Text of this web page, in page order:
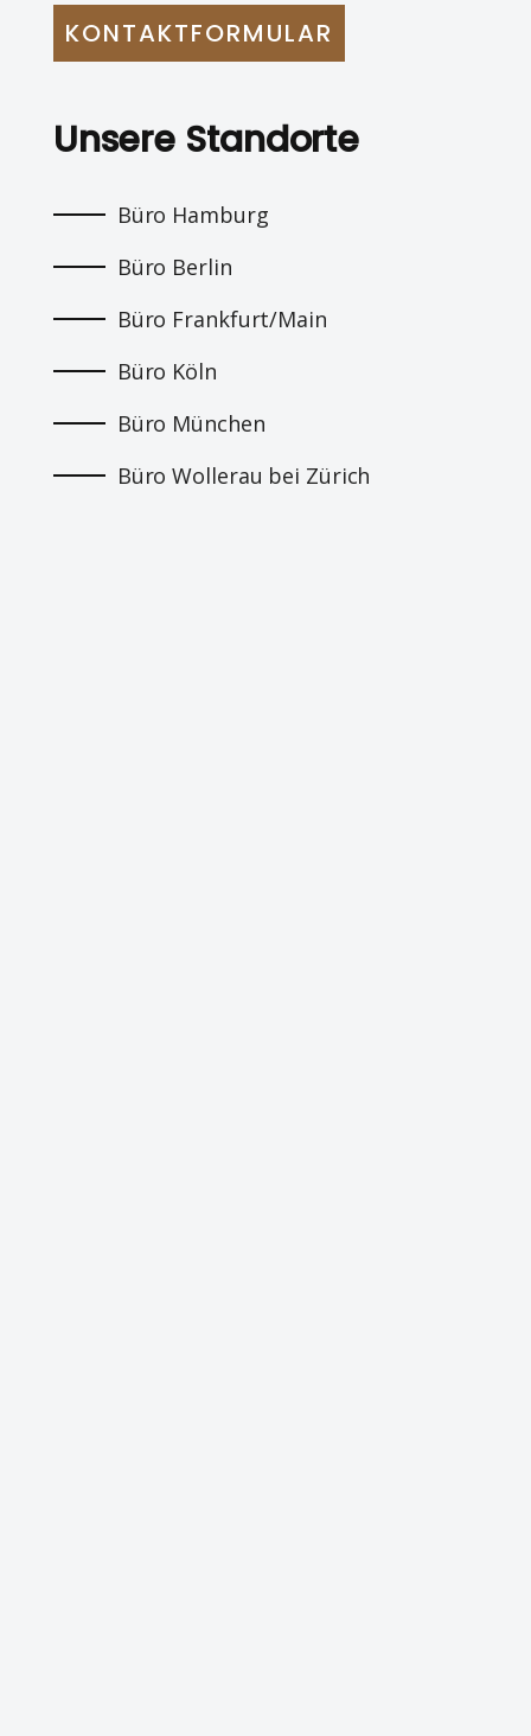
KONTAKTFORMULAR
Unsere Standorte
Büro Hamburg
Büro Berlin
Büro Frankfurt/Main
Büro Köln
Büro München
Büro Wollerau bei Zürich